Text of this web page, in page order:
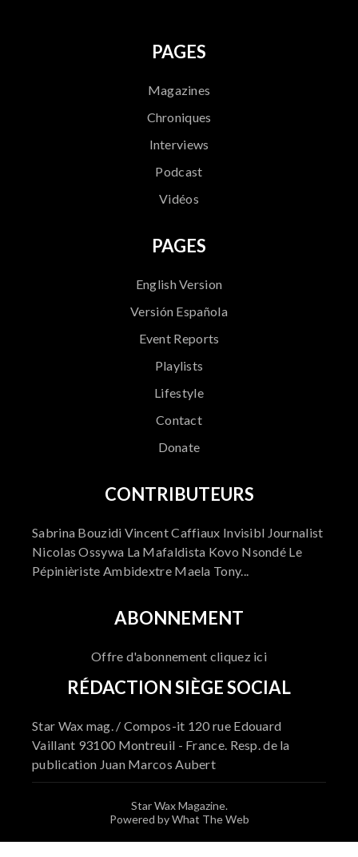
PAGES
Magazines
Chroniques
Interviews
Podcast
Vidéos
PAGES
English Version
Versión Española
Event Reports
Playlists
Lifestyle
Contact
Donate
CONTRIBUTEURS
Sabrina Bouzidi Vincent Caffiaux Invisibl Journalist
Nicolas Ossywa La Mafaldista Kovo Nsondé Le
Pépinièriste Ambidextre Maela Tony...
ABONNEMENT
Offre d'abonnement cliquez ici
RÉDACTION SIÈGE SOCIAL
Star Wax mag. / Compos-it 120 rue Edouard
Vaillant 93100 Montreuil - France. Resp. de la
publication Juan Marcos Aubert
Star Wax Magazine.
Powered by What The Web